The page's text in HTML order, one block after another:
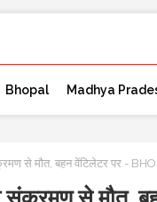
Bhopal Madhya
से मौत, बहन वेंटिलेटर पर -